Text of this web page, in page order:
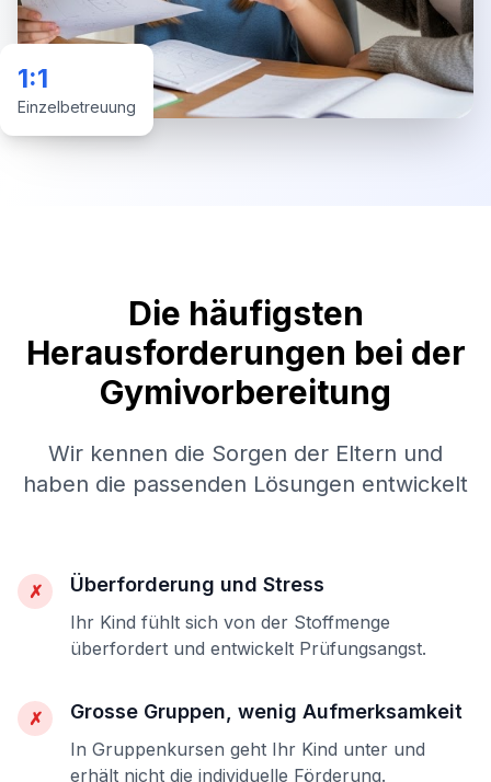
1:1
Einzelbetreuung
Die häufigsten
Herausforderungen bei der
Gymivorbereitung
Wir kennen die Sorgen der Eltern und
haben die passenden Lösungen entwickelt
✗ Überforderung und Stress
Ihr Kind fühlt sich von der Stoffmenge
überfordert und entwickelt Prüfungsangst.
✗ Grosse Gruppen, wenig Aufmerksamkeit
In Gruppenkursen geht Ihr Kind unter und
erhält nicht die individuelle Förderung.